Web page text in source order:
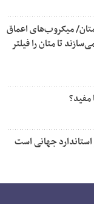
متان/ میکروب‌های اعماق
تا متان را فیلتر